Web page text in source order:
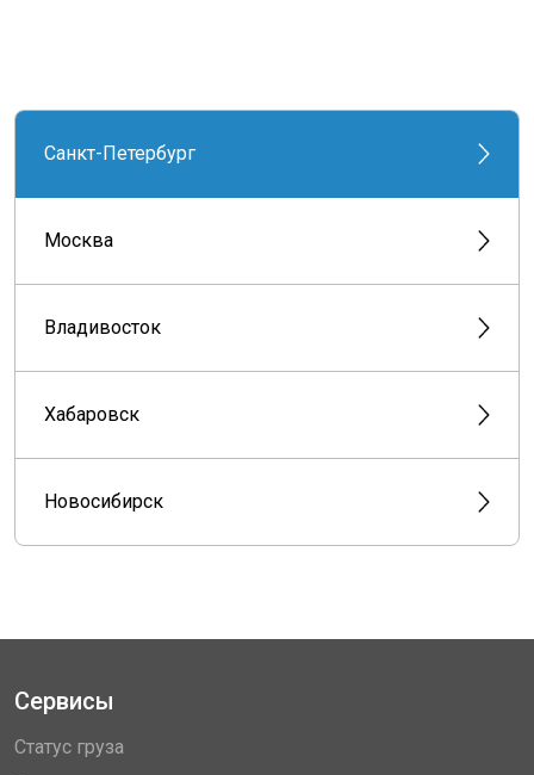
Санкт-Петербург
Москва
Владивосток
Хабаровск
Новосибирск
Сервисы
Статус груза